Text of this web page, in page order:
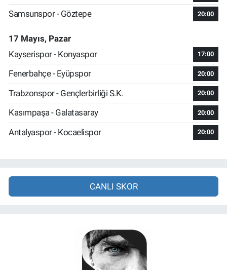
Samsunspor - Göztepe 20:00
17 Mayıs, Pazar
Kayserispor - Konyaspor
17:00
Fenerbahçe - Eyüpspor 20:00
Trabzonspor - Gençlerbirliği S.K. 20:00
Kasımpaşa - Galatasaray 20:00
Antalyaspor - Kocaelispor 20:00
CANLI SKOR